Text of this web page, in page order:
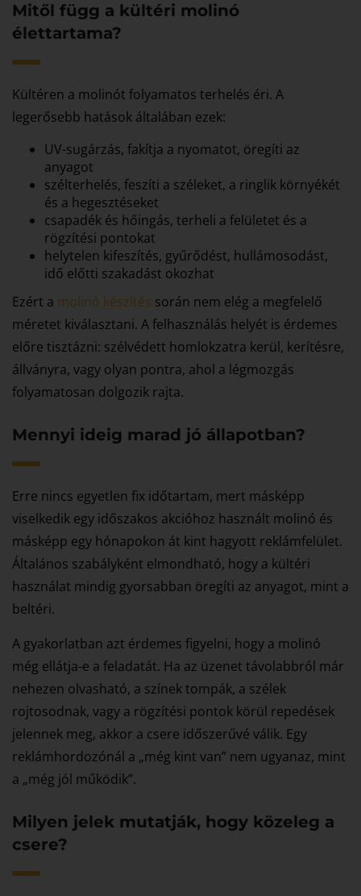
Mitől függ a kültéri molinó
élettartama?
Kültéren a molinót folyamatos terhelés éri. A
legerősebb hatások általában ezek:
UV-sugárzás, fakítja a nyomatot, öregíti az
anyagot
szélterhelés, feszíti a széleket, a ringlik környékét
és a hegesztéseket
csapadék és hőingás, terheli a felületet és a
rögzítési pontokat
helytelen kifeszítés, gyűrődést, hullámosodást,
idő előtti szakadást okozhat
Ezért a molinó készítés során nem elég a megfelelő
méretet kiválasztani. A felhasználás helyét is érdemes
előre tisztázni: szélvédett homlokzatra kerül, kerítésre,
állványra, vagy olyan pontra, ahol a légmozgás
folyamatosan dolgozik rajta.
Mennyi ideig marad jó állapotban?
Erre nincs egyetlen fix időtartam, mert másképp
viselkedik egy időszakos akcióhoz használt molinó és
másképp egy hónapokon át kint hagyott reklámfelület.
Általános szabályként elmondható, hogy a kültéri
használat mindig gyorsabban öregíti az anyagot, mint a
beltéri.
A gyakorlatban azt érdemes figyelni, hogy a molinó
még ellátja-e a feladatát. Ha az üzenet távolabbról már
nehezen olvasható, a színek tompák, a szélek
rojtosodnak, vagy a rögzítési pontok körül repedések
jelennek meg, akkor a csere időszerűvé válik. Egy
reklámhordozónál a „még kint van” nem ugyanaz, mint
a „még jól működik”.
Milyen jelek mutatják, hogy közeleg a
csere?